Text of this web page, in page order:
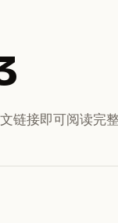
链接即可阅读完